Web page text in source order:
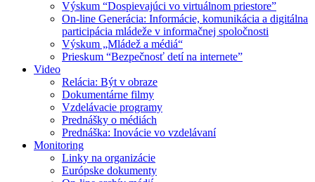
Výskum “Dospievajúci vo virtuálnom priestore”
On-line Generácia: Informácie, komunikácia a digitálna
participácia mládeže v informačnej spoločnosti
Výskum „Mládež a médiá“
Prieskum “Bezpečnosť detí na internete”
Video
Relácia: Být v obraze
Dokumentárne filmy
Vzdelávacie programy
Prednášky o médiách
Prednáška: Inovácie vo vzdelávaní
Monitoring
Linky na organizácie
Európske dokumenty